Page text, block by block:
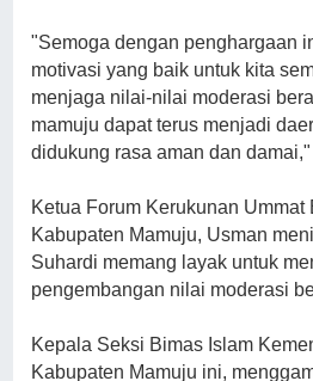
"Semoga dengan penghargaan
motivasi yang baik untuk kita
menjaga nilai-nilai moderasi
mamuju dapat terus menjadi
didukung rasa aman dan
Ketua Forum Kerukunan Ummat
Kabupaten Mamuju, Usman
Suhardi memang layak untuk
pengembangan nilai moderasi
Kepala Seksi Bimas Islam
Kabupaten Mamuju ini,